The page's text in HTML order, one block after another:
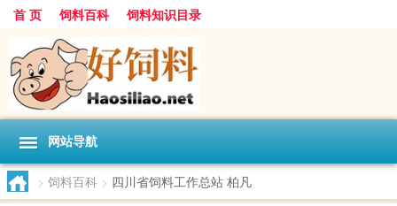
首 页 饲料百科 饲料知识目录
网站导航
> 饲料百科 > 四川省饲料工作总站 柏凡